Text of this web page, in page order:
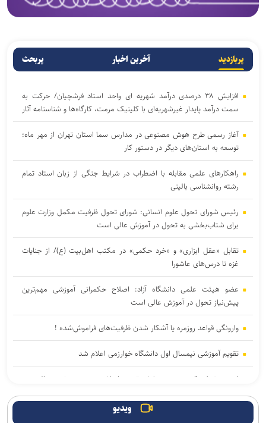
پربازدید آخرین اخبار پربحث
افزایش ۳۸ درصدی درآمد شهریه ای واحد استاد فرشچیان/ حرکت به
سمت درآمد پایدار غیرشهریه‌ای با کلینیک مرمت، کارگاه‌ها و شناسنامه آثار
آغاز رسمی طرح هوش مصنوعی در مدارس سما استان تهران از مهر ماه؛
توسعه به استان‌های دیگر در دستور کار
راهکارهای علمی مقابله با اضطراب در شرایط جنگی از زبان استاد تمام
رشته روانشناسی بالینی
رئیس شورای تحول علوم انسانی: شورای تحول ظرفیت مکمل وزارت علوم
برای شتاب‌بخشی به تحول در آموزش عالی است
تقابل «عقل ابزاری» و «خرد حکمی» در مکتب اهل‌بیت (ع)/ از جنایات
غزه تا درس‌های عاشورا
عضو هیئت علمی دانشگاه آزاد: اصلاح حکمرانی آموزشی مهم‌ترین
پیش‌نیاز تحول در آموزش عالی است
وارونگی قواعد روزمره یا آشکار شدن ظرفیت‌های فراموش‌شده !
تقویم آموزشی نیمسال اول دانشگاه خوارزمی اعلام شد
اربعین تجلی قدرت هویت‌بخش تمدن اسلامی و دست نصرت الهی در
ویدیو